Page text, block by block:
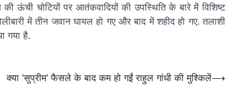
ऊंची चोटियों पर आतंकवादियों की उपस्थिति के बारे में विशिष्ट
में तीन जवान घायल हो गए और बाद में शहीद हो गए. तलाशी
गया है.
क्या ‘सुप्रीम’ फैसले के बाद कम हो गईं राहुल गांधी की मुश्किलें⟶